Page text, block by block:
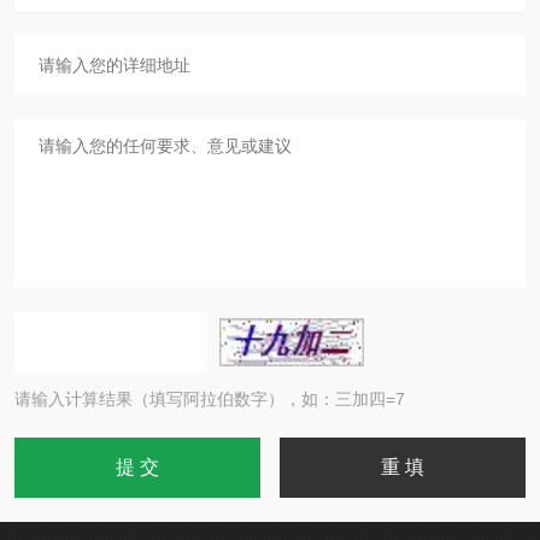
请输入计算结果（填写阿拉伯数字），如：三加四=7